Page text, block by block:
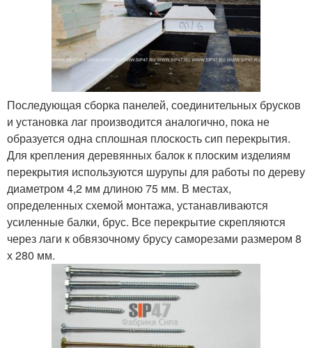
Последующая сборка панелей, соединительных брусков
и установка лаг производится аналогично, пока не
образуется одна сплошная плоскость сип перекрытия.
Для крепления деревянных балок к плоским изделиям
перекрытия используются шурупы для работы по дереву
диаметром 4,2 мм длиною 75 мм. В местах,
определенных схемой монтажа, устанавливаются
усиленные балки, брус. Все перекрытие скрепляются
через лаги к обвязочному брусу саморезами размером 8
х 280 мм.